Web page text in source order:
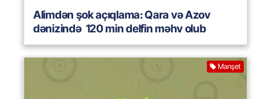
Alimdən şok açıqlama: Qara və Azov
dənizində 120 min delfin məhv olub
Manşet